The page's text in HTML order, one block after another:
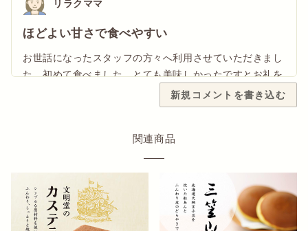
リラクママ
ほどよい甘さで食べやすい
お世話になったスタッフの方々へ利用させていただきまし
た 初めて食べました とても美味しかったですとお礼を
言われました パッケージも明るくお値段も段階的にあり
個包装なので取りやすく選びやすかったです また機会が
応頂いたのでとても助かりました ありがとうございまし
みい
美味しすぎる
新規コメントを書き込む
関連商品